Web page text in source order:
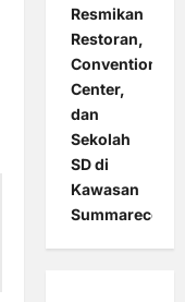
Resmikan
Restoran,
Convention
Center,
dan
Sekolah
SD di
Kawasan
Summarecon